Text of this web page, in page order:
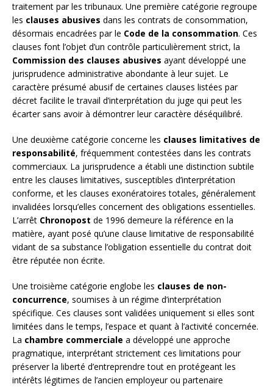
traitement par les tribunaux. Une première catégorie regroupe
les clauses abusives dans les contrats de consommation,
désormais encadrées par le Code de la consommation. Ces
clauses font l’objet d’un contrôle particulièrement strict, la
Commission des clauses abusives ayant développé une
jurisprudence administrative abondante à leur sujet. Le
caractère présumé abusif de certaines clauses listées par
décret facilite le travail d’interprétation du juge qui peut les
écarter sans avoir à démontrer leur caractère déséquilibré.
Une deuxième catégorie concerne les clauses limitatives de
responsabilité, fréquemment contestées dans les contrats
commerciaux. La jurisprudence a établi une distinction subtile
entre les clauses limitatives, susceptibles d’interprétation
conforme, et les clauses exonératoires totales, généralement
invalidées lorsqu’elles concernent des obligations essentielles.
L’arrêt Chronopost de 1996 demeure la référence en la
matière, ayant posé qu’une clause limitative de responsabilité
vidant de sa substance l’obligation essentielle du contrat doit
être réputée non écrite.
Une troisième catégorie englobe les clauses de non-
concurrence, soumises à un régime d’interprétation
spécifique. Ces clauses sont validées uniquement si elles sont
limitées dans le temps, l’espace et quant à l’activité concernée.
La chambre commerciale a développé une approche
pragmatique, interprétant strictement ces limitations pour
préserver la liberté d’entreprendre tout en protégeant les
intérêts légitimes de l’ancien employeur ou partenaire